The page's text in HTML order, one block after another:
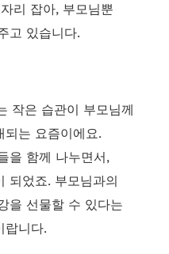
리 잡아, 부모님뿐
고 있습니다.
작은 습관이 부모님께
되는 요즘이에요.
을 함께 나누면서,
되었죠. 부모님과의
을 선물할 수 있다는
랍니다.